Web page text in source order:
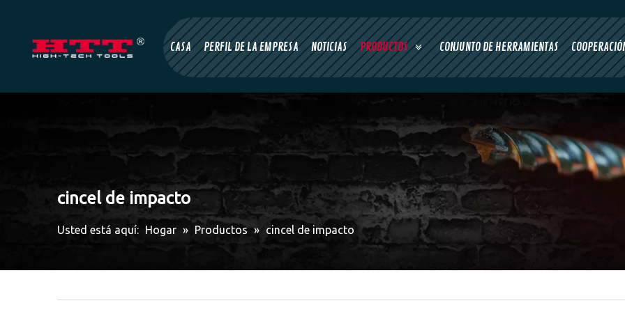
CASA PERFIL DE LA EMPRESA NOTICIAS PRODUCTOS CONJUNTO DE HERRAMIENTAS
cincel de impacto
Usted está aquí: Hogar » Productos » cincel de impacto